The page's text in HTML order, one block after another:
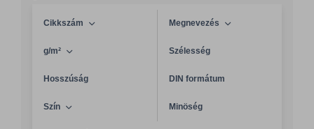
Cikkszám Megnevezés
g/m² Szélesség
Hosszúság DIN formátum
Szín Minöség